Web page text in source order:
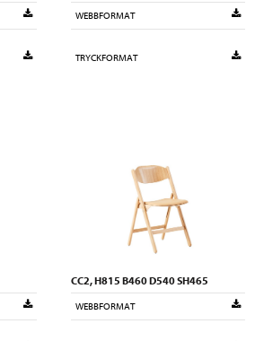
WEBBFORMAT
TRYCKFORMAT
CC2, H815 B460 D540 SH465
WEBBFORMAT